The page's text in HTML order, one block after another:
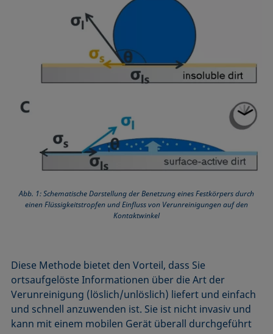
Abb. 1: Schematische Darstellung der Benetzung eines Festkörpers durch
einen Flüssigkeitstropfen und Einfluss von Verunreinigungen auf den
Kontaktwinkel
Diese Methode bietet den Vorteil, dass Sie
ortsaufgelöste Informationen über die Art der
Verunreinigung (löslich/unlöslich) liefert und einfach
und schnell anzuwenden ist. Sie ist nicht invasiv und
kann mit einem mobilen Gerät überall durchgeführt